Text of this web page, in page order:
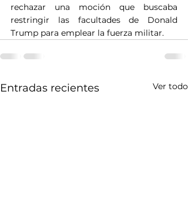
rechazar una moción que buscaba
restringir las facultades de Donald
Trump para emplear la fuerza militar.
Entradas recientes Ver todo